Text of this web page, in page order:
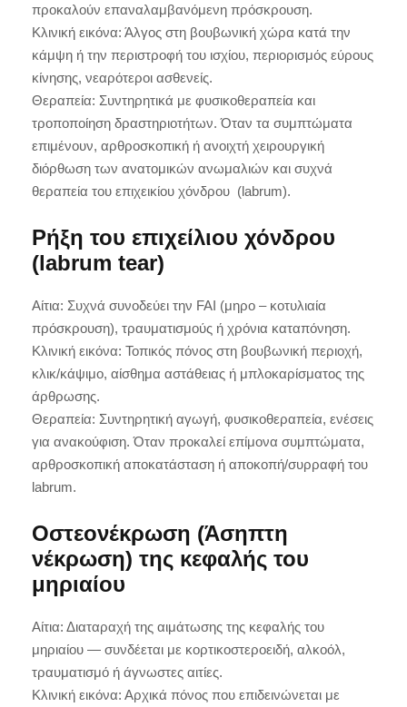
προκαλούν επαναλαμβανόμενη πρόσκρουση.
Κλινική εικόνα: Άλγος στη βουβωνική χώρα κατά την
κάμψη ή την περιστροφή του ισχίου, περιορισμός εύρους
κίνησης, νεαρότεροι ασθενείς.
Θεραπεία: Συντηρητικά με φυσικοθεραπεία και
τροποποίηση δραστηριοτήτων. Όταν τα συμπτώματα
επιμένουν, αρθροσκοπική ή ανοιχτή χειρουργική
διόρθωση των ανατομικών ανωμαλιών και συχνά
θεραπεία του επιχεικίου χόνδρου (labrum).
Ρήξη του επιχείλιου χόνδρου
(labrum tear)
Αίτια: Συχνά συνοδεύει την FAI (μηρο – κοτυλιαία
πρόσκρουση), τραυματισμούς ή χρόνια καταπόνηση.
Κλινική εικόνα: Τοπικός πόνος στη βουβωνική περιοχή,
κλικ/κάψιμο, αίσθημα αστάθειας ή μπλοκαρίσματος της
άρθρωσης.
Θεραπεία: Συντηρητική αγωγή, φυσικοθεραπεία, ενέσεις
για ανακούφιση. Όταν προκαλεί επίμονα συμπτώματα,
αρθροσκοπική αποκατάσταση ή αποκοπή/συρραφή του
labrum.
Οστεονέκρωση (Άσηπτη
νέκρωση) της κεφαλής του
μηριαίου
Αίτια: Διαταραχή της αιμάτωσης της κεφαλής του
μηριαίου — συνδέεται με κορτικοστεροειδή, αλκοόλ,
τραυματισμό ή άγνωστες αιτίες.
Κλινική εικόνα: Αρχικά πόνος που επιδεινώνεται με